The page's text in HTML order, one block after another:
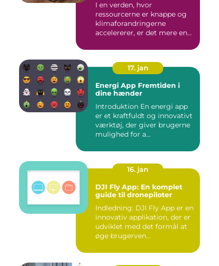
I en verden, hvor
ressourcerne er knappe og
klimaforandringerne
accelererer, er det mere end
17. jan
Energi App Fremtiden i
dine hænder
Introduktion En energi app
er et kraftfuldt og innovativt
værktøj, der giver brugerne
mulighed for a...
16. jan
DJI Fly App: En komplet
guide til dronepiloter
Indledning: DJI Fly App er en
innovativ applikation, der er
udviklet med det formål at
øge brugerven...